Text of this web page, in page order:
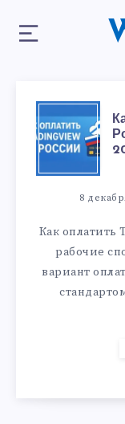
8
Как оплатить
рабочие
вариант